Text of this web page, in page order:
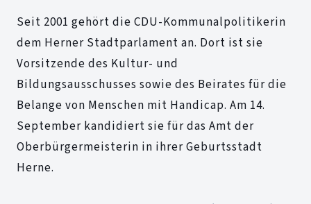
Seit 2001 gehört die CDU-Kommunalpolitikerin
dem Herner Stadtparlament an. Dort ist sie
Vorsitzende des Kultur- und
Bildungsausschusses sowie des Beirates für die
Belange von Menschen mit Handicap. Am 14.
September kandidiert sie für das Amt der
Oberbürgermeisterin in ihrer Geburtsstadt
Herne.